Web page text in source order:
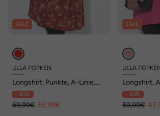
SALE
ULLA POPKEN
Longshirt, Punkte, A-Linie,
Rundhals, 3/4-Arm
- 20%
69,99€ 55,99€
SALE
ULLA
Longshirt,
Ausschnitt,
- 20%
59,99€